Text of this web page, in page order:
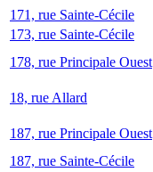
171, rue Sainte-Cécile
173, rue Sainte-Cécile
178, rue Principale Ouest
18, rue Allard
187, rue Principale Ouest
187, rue Sainte-Cécile